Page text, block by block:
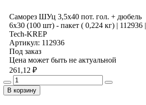
Саморез ШУц 3,5х40 пот. гол. + дюбель
6х30 (100 шт) - пакет ( 0,224 кг) | 112936 |
Tech-KREP
Артикул: 112936
Под заказ
Цена может быть не актуальной
261,12 ₽
В корзину